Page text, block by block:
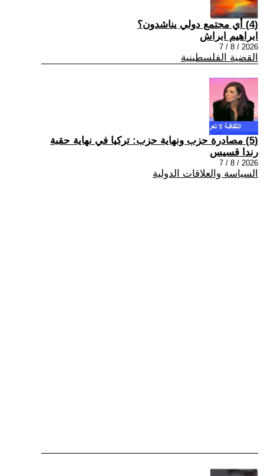
(4) أي مجتمع دولي يناشدون؟
ابراهيم ابراش
2026 / 8 / 7
القضية الفلسطينية
(5) مصادرة حزب ونهاية حزب: تركيا في نهاية حقبة
رندا قسيس
2026 / 8 / 7
السياسة والعلاقات الدولية